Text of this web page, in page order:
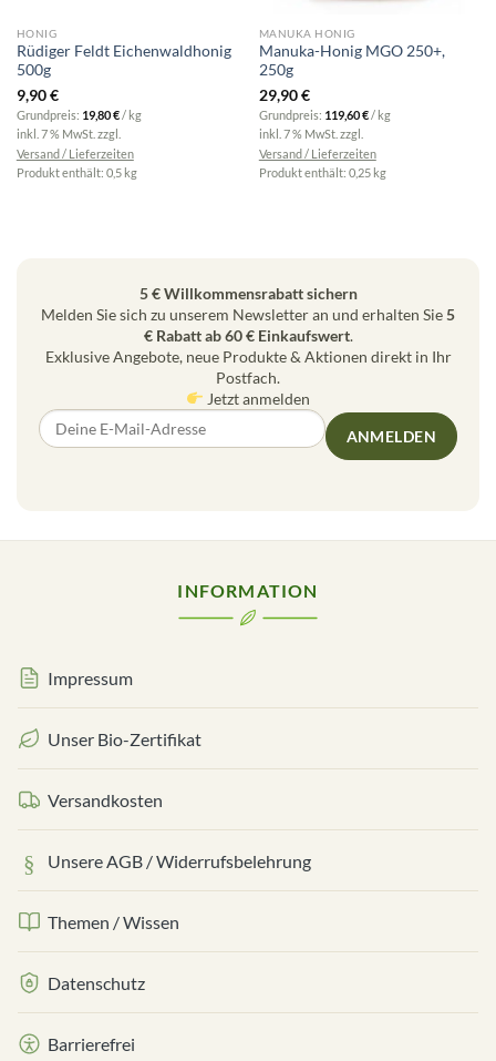
HONIG
Rüdiger Feldt Eichenwaldhonig
500g
9,90€
Grundpreis: 19,80€/ kg
inkl. 7 % MwSt. zzgl.
Versand / Lieferzeiten
Produkt enthält: 0,5 kg
MANUKA HONIG
Manuka-Honig MGO 250+,
250g
29,90€
Grundpreis: 119,60€/ kg
inkl. 7 % MwSt. zzgl.
Versand / Lieferzeiten
Produkt enthält: 0,25 kg
5 € Willkommensrabatt sichern
Melden Sie sich zu unserem Newsletter an und erhalten Sie5
€ Rabatt ab 60 € Einkaufswert.
Exklusive Angebote, neue Produkte & Aktionen direkt in Ihr
Postfach.
Jetzt anmelden
ANMELDEN
INFORMATION
Impressum
Unser Bio-Zertifikat
Versandkosten
Unsere AGB / Widerrufsbelehrung
Themen / Wissen
Datenschutz
Barrierefrei